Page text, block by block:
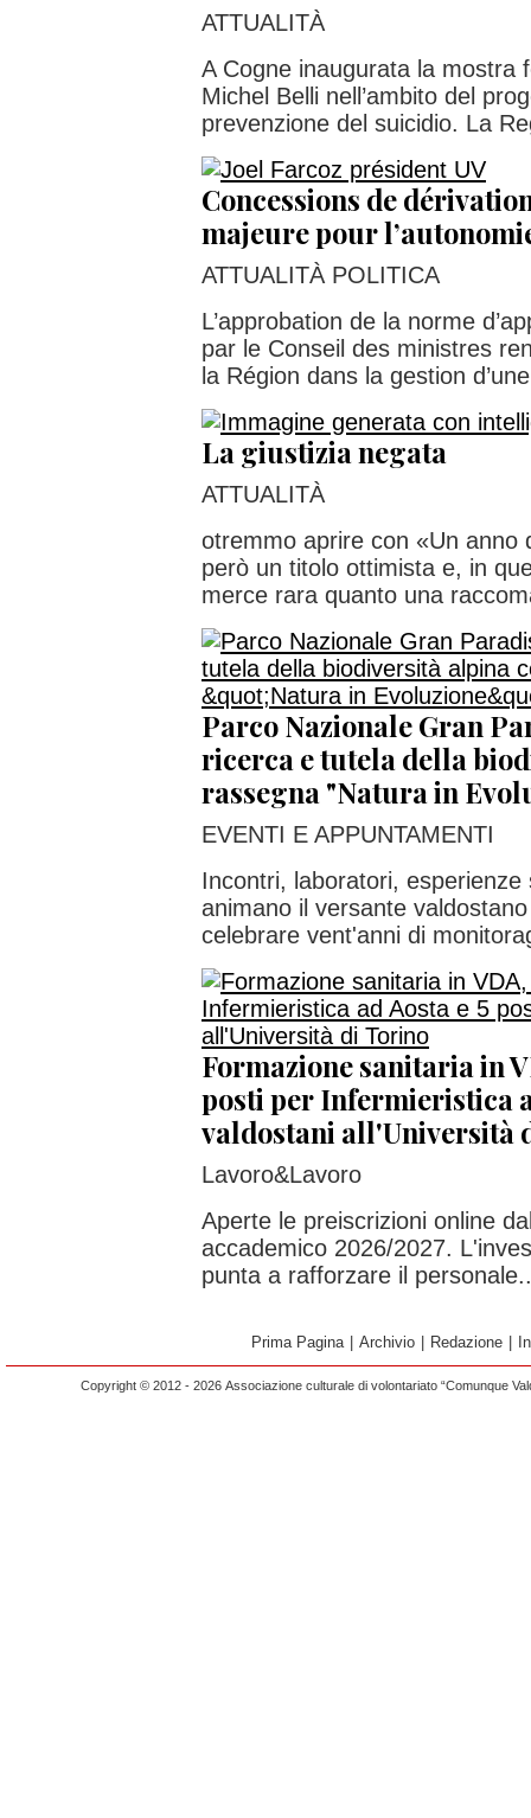
ATTUALITÀ
A Cogne inaugurata la mostra
Michel Belli nell’ambito del
prevenzione del suicidio. La
Concessions de
majeure pour
ATTUALITÀ POLITICA
L’approbation de la norme
par le Conseil des ministres
la Région dans la gestion
La giustizia negata
ATTUALITÀ
otremmo aprire con «Un anno
però un titolo ottimista e, in
merce rara quanto una
Parco Nazionale Gran
ricerca e tutela della
rassegna "Natura in
EVENTI E APPUNTAMENTI
Incontri, laboratori,
animano il versante
celebrare vent'anni di
Formazione sanitaria in
posti per Infermieristica
valdostani all'Università
Lavoro&Lavoro
Aperte le preiscrizioni online
accademico 2026/2027.
punta a rafforzare il
Prima Pagina Archivio Redazione
Copyright © 2012 - 2026 Associazione culturale di volontariato “Comunque